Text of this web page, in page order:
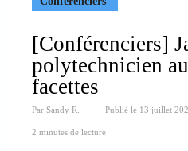
[Conférenciers]
polytechnicien
facettes
Par Sandy R. Publié le 13 juillet
2 minutes de lecture